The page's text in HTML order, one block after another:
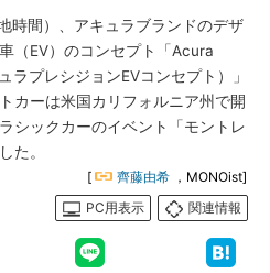
時間）、アキュラブランドのデザ
（EV）のコンセプト「Acura
プレシジョンEVコンセプト）」
カーは米国カリフォルニア州で開
シックカーのイベント「モントレ
た。
[ 齊藤由希 ，MONOist]
PC用表示
関連情報